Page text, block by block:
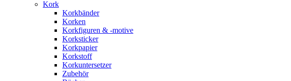
Kork
Korkbänder
Korken
Korkfiguren & -motive
Korksticker
Korkpapier
Korkstoff
Korkuntersetzer
Zubehör